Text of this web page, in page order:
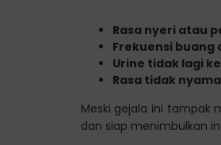
Rasa nyeri atau
Frekuensi buang
Urine tidak lagi
Rasa tidak
Meski gejala ini tampak
dan siap menimbulkan